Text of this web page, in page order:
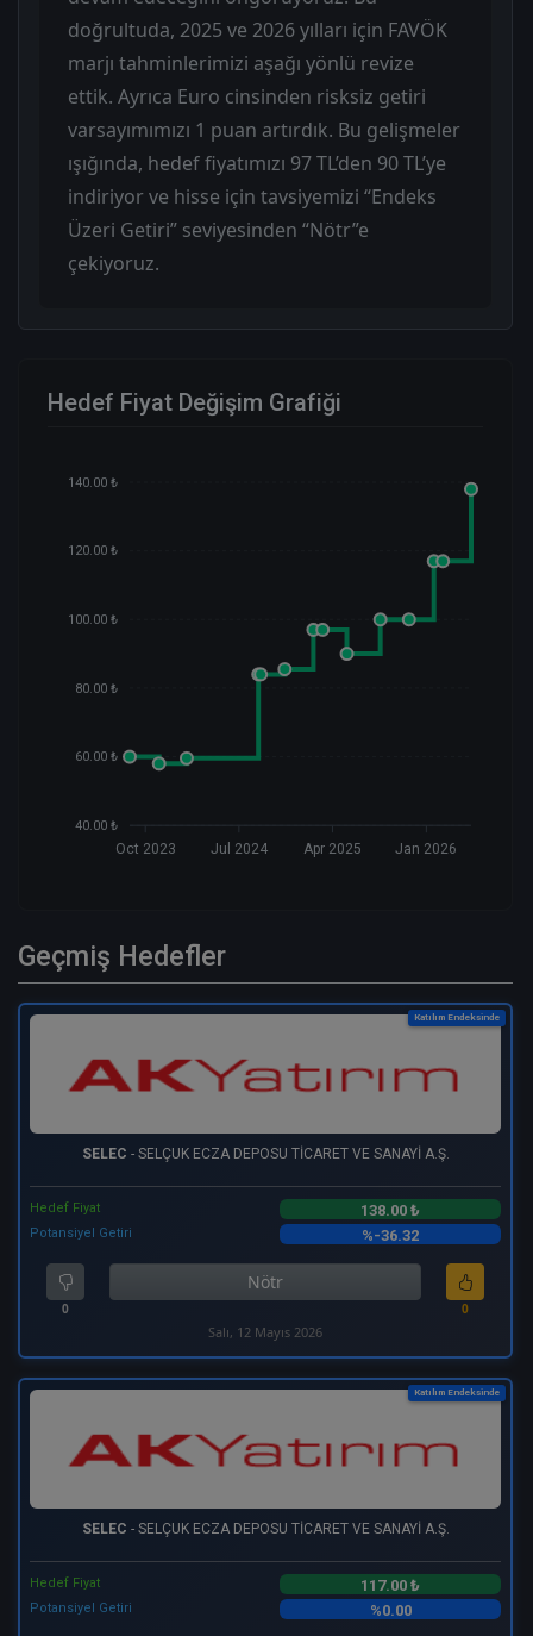
doğrultuda, 2025 ve 2026 yılları için FAVÖK
marjı tahminlerimizi aşağı yönlü revize
ettik. Ayrıca Euro cinsinden risksiz getiri
varsayımımızı 1 puan artırdık. Bu gelişmeler
ışığında, hedef fiyatımızı 97 TL’den 90 TL’ye
indiriyor ve hisse için tavsiyemizi “Endeks
Üzeri Getiri” seviyesinden “Nötr”e
çekiyoruz.
Hedef Fiyat Değişim Grafiği
140.00 ₺
120.00 ₺
100.00 ₺
80.00 ₺
60.00 ₺
40.00 ₺
Oct 2023 Jul 2024 Apr 2025 Jan 2026
Geçmiş Hedefler
Katılım Endeksinde
SELEC - SELÇUK ECZA DEPOSU TİCARET VE SANAYİ A.Ş.
Hedef Fiyat 138.00 ₺
Potansiyel Getiri %-36.32
0
Nötr
0
Salı, 12 Mayıs 2026
Katılım Endeksinde
SELEC - SELÇUK ECZA DEPOSU TİCARET VE SANAYİ A.Ş.
Hedef Fiyat 117.00 ₺
Potansiyel Getiri %0.00